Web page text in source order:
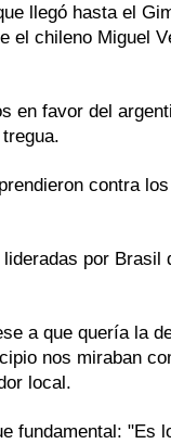
llegó hasta el
el chileno Miguel
en favor del
contra
por Brasil
a que quería la
nos miraban
local.
fundamental: "Es